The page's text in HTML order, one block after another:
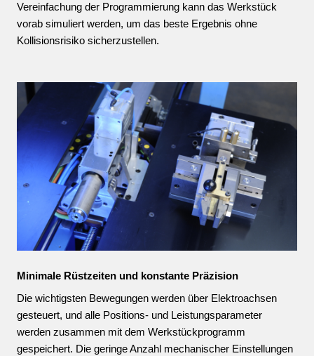
Vereinfachung der Programmierung kann das Werkstück
vorab simuliert werden, um das beste Ergebnis ohne
Kollisionsrisiko sicherzustellen.
Minimale Rüstzeiten und konstante Präzision
Die wichtigsten Bewegungen werden über Elektroachsen
gesteuert, und alle Positions- und Leistungsparameter
werden zusammen mit dem Werkstückprogramm
gespeichert. Die geringe Anzahl mechanischer Einstellungen